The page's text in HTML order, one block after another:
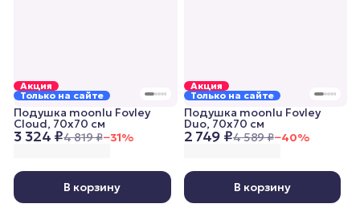
Акция
Только на сайте
3 324 ₽4 819 ₽−31%
Подушка moonlu Fovley
Cloud, 70x70 см
В корзину
Акция
Только на сайте
2 749 ₽4 589 ₽−40%
Подушка moonlu Fovley
Duo, 70x70 см
В корзину